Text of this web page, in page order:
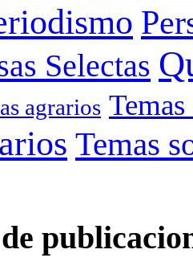
Selectas
agrarios
Temas